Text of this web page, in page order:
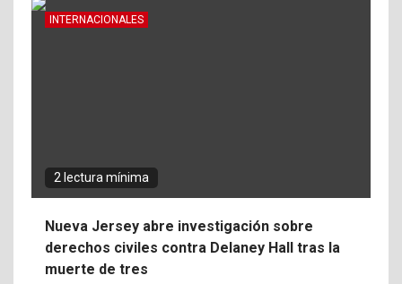
INTERNACIONALES
2 lectura mínima
Nueva Jersey abre investigación sobre
derechos civiles contra Delaney Hall tras la
muerte de tres